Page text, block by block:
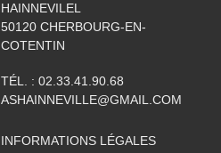
HAINNEVILEL
50120 CHERBOURG-EN-
COTENTIN
TÉL. : 02.33.41.90.68
ASHAINNEVILLE@GMAIL.COM
INFORMATIONS LÉGALES